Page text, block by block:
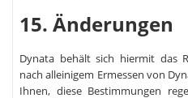
15. Änderungen
Dynata behält sich hiermit das
nach alleinigem Ermessen von
Ihnen, diese Bestimmungen